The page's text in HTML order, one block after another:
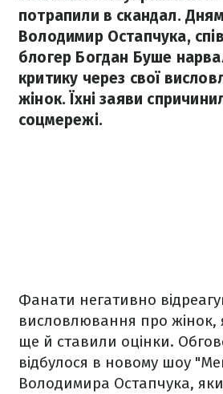
потрапили в скандал.
Володимир Остапчука,
блогер Богдан Буше
критику через свої
жінок. Їхні заяви
соцмережі.
Фанати негативно
висловлювання про
ще й ставили оцінки.
відбулося в новому шоу
Володимира Остапчука,